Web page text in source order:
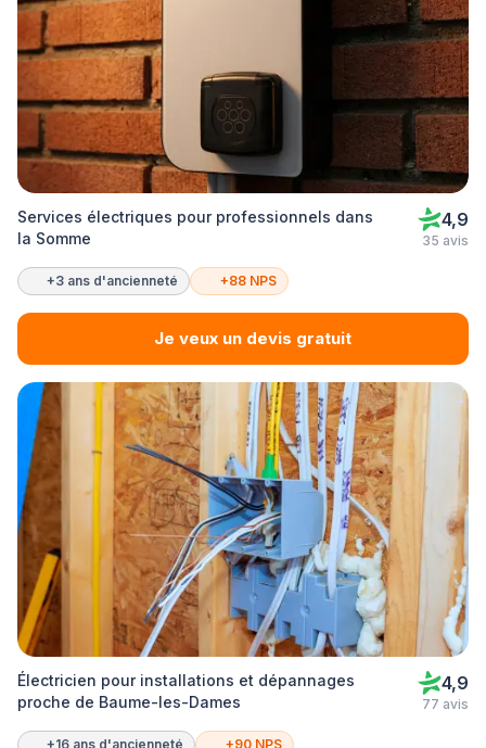
Services électriques pour professionnels dans
la Somme
4,9
35 avis
+3 ans d'ancienneté +88 NPS
Je veux un devis gratuit
Électricien pour installations et dépannages
proche de Baume-les-Dames
4,9
77 avis
+16 ans d'ancienneté +90 NPS